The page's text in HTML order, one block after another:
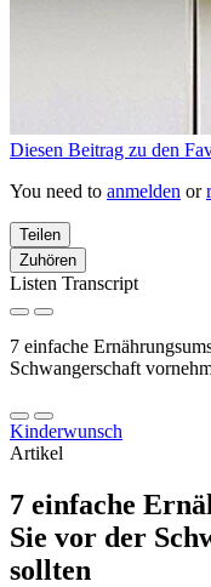
Diesen Beitrag zu den
You need to anmelden or
Teilen
Zuhören
Listen Transcript
7 einfache
Schwangerschaft
Kinderwunsch
Artikel
7 einfache
Sie vor der
sollten